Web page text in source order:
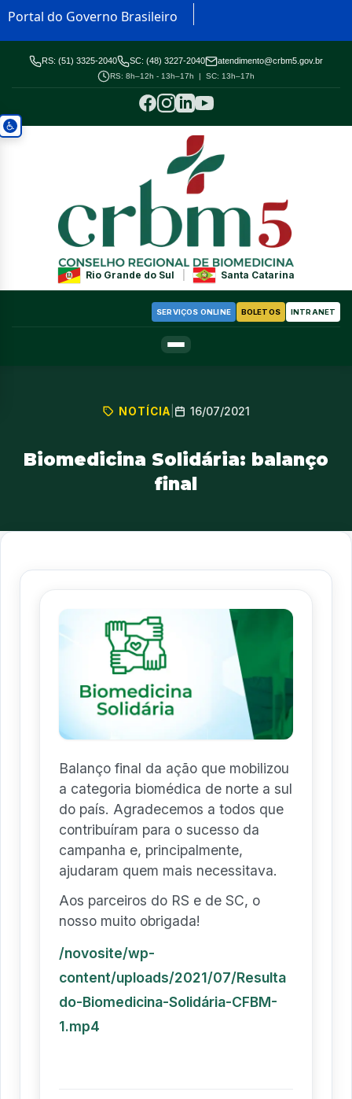
Portal do Governo Brasileiro
RS: (51) 3325-2040 SC: (48) 3227-2040 atendimento@crbm5.gov.br
RS: 8h–12h - 13h–17h | SC: 13h–17h
Rio Grande do Sul Santa Catarina
SERVIÇOS ONLINE BOLETOS INTRANET
NOTÍCIA 16/07/2021
Biomedicina Solidária: balanço
final
Balanço final da ação que mobilizou
a categoria biomédica de norte a sul
do país. Agradecemos a todos que
contribuíram para o sucesso da
campanha e, principalmente,
ajudaram quem mais necessitava.
Aos parceiros do RS e de SC, o
nosso muito obrigada!
/novosite/wp-
content/uploads/2021/07/Resulta
do-Biomedicina-Solidária-CFBM-
1.mp4